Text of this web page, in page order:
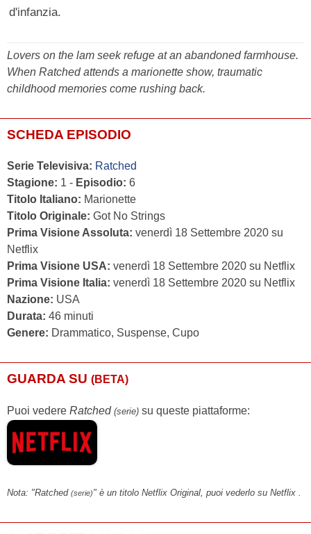
d'infanzia.
Lovers on the lam seek refuge at an abandoned farmhouse.
When Ratched attends a marionette show, traumatic
childhood memories come rushing back.
SCHEDA EPISODIO
Serie Televisiva: Ratched
Stagione: 1 - Episodio: 6
Titolo Italiano: Marionette
Titolo Originale: Got No Strings
Prima Visione Assoluta: venerdì 18 Settembre 2020 su
Netflix
Prima Visione USA: venerdì 18 Settembre 2020 su Netflix
Prima Visione Italia: venerdì 18 Settembre 2020 su Netflix
Nazione: USA
Durata: 46 minuti
Genere: Drammatico, Suspense, Cupo
GUARDA SU (BETA)
Puoi vedere Ratched (serie) su queste piattaforme:
Nota: "Ratched (serie)" è un titolo Netflix Original, puoi vederlo su Netflix .